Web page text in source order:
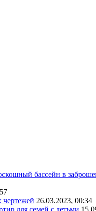
бассейн в
чертежей 26.03.2023, 00:34
для семей с детьми